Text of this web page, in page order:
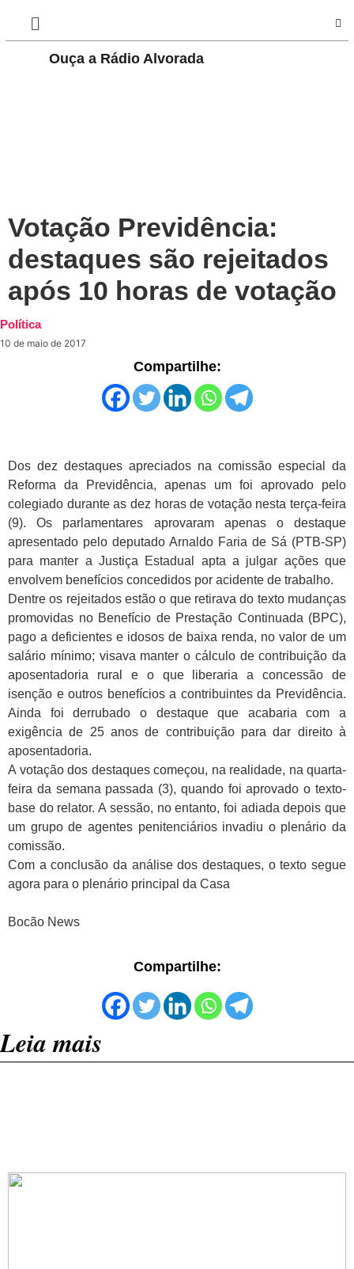
Ouça a Rádio Alvorada
Votação Previdência:
destaques são rejeitados
após 10 horas de votação
Política
10 de maio de 2017
Compartilhe:
Dos dez destaques apreciados na comissão especial da
Reforma da Previdência, apenas um foi aprovado pelo
colegiado durante as dez horas de votação nesta terça-feira
(9). Os parlamentares aprovaram apenas o destaque
apresentado pelo deputado Arnaldo Faria de Sá (PTB-SP)
para manter a Justiça Estadual apta a julgar ações que
envolvem benefícios concedidos por acidente de trabalho.
Dentre os rejeitados estão o que retirava do texto mudanças
promovidas no Benefício de Prestação Continuada (BPC),
pago a deficientes e idosos de baixa renda, no valor de um
salário mínimo; visava manter o cálculo de contribuição da
aposentadoria rural e o que liberaria a concessão de
isenção e outros benefícios a contribuintes da Previdência.
Ainda foi derrubado o destaque que acabaria com a
exigência de 25 anos de contribuição para dar direito à
aposentadoria.
A votação dos destaques começou, na realidade, na quarta-
feira da semana passada (3), quando foi aprovado o texto-
base do relator. A sessão, no entanto, foi adiada depois que
um grupo de agentes penitenciários invadiu o plenário da
comissão.
Com a conclusão da análise dos destaques, o texto segue
agora para o plenário principal da Casa
Bocão News
Compartilhe:
Leia mais